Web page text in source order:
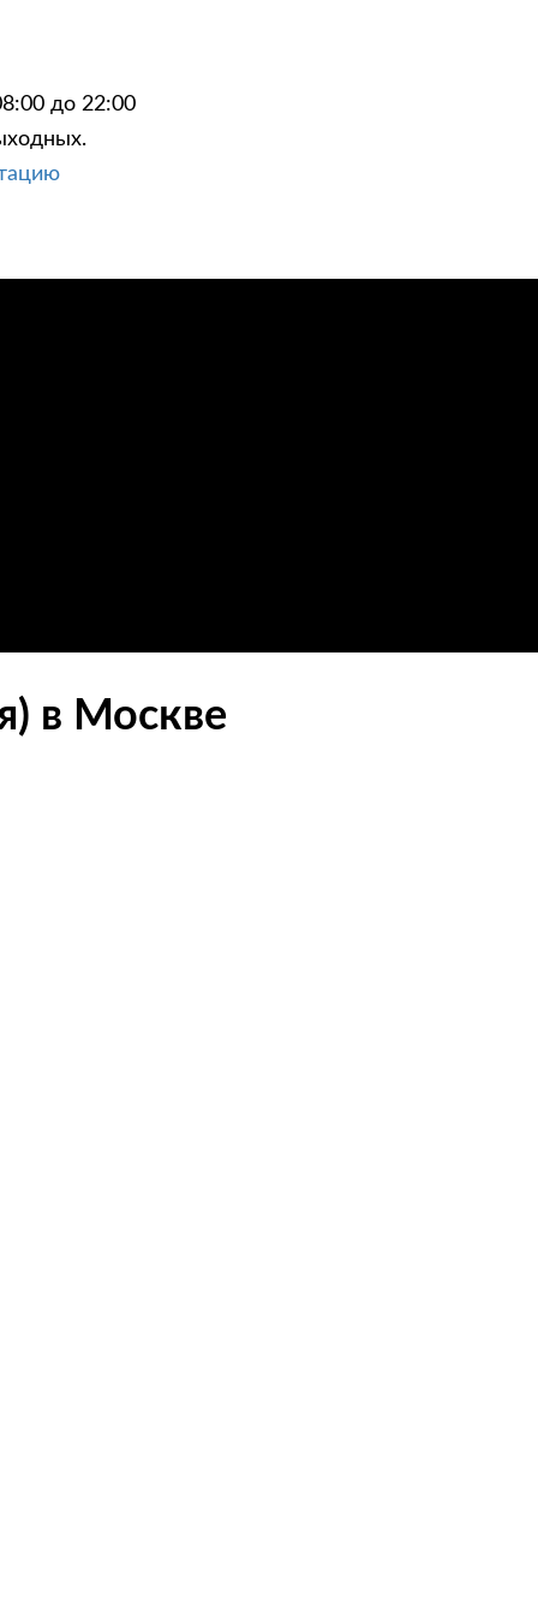
до 22:00
в Москве